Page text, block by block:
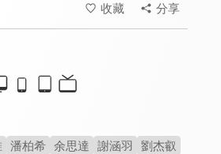
全 42 集
收藏 分享
潘柏希 余思達 謝涵羽
劉杰叡